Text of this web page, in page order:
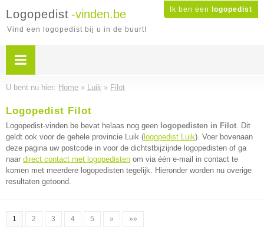
Ik ben een logopedist
Logopedist -vinden.be
Vind een logopedist bij u in de buurt!
U bent nu hier: Home » Luik » Filot
Logopedist Filot
Logopedist-vinden.be bevat helaas nog geen logopedisten in Filot. Dit
geldt ook voor de gehele provincie Luik ( logopedist Luik). Voer bovenaan
deze pagina uw postcode in voor de dichtstbijzijnde logopedisten of ga
naar direct contact met logopedisten om via één e-mail in contact te
komen met meerdere logopedisten tegelijk. Hieronder worden nu overige
resultaten getoond.
1 2 3 4 5 » »»